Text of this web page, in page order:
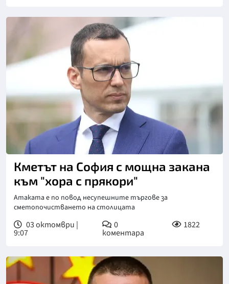
Снимка: БТА, архив
Кметът на София с мощна закана
към "хора с прякори"
Атаката е по повод несупешните търгове за
сметопочистването на столицата
03 октомври |
9:07
0
коментара
1822